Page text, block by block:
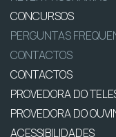
CONCURSOS
PERGUNTAS
CONTACTOS
CONTACTOS
PROVEDORA DO
PROVEDORA DO
ACESSIBILIDADES